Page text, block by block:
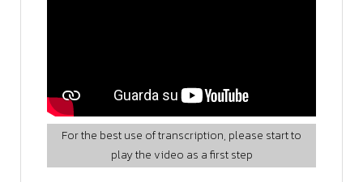
For the best use of transcription, please start to
play the video as a first step